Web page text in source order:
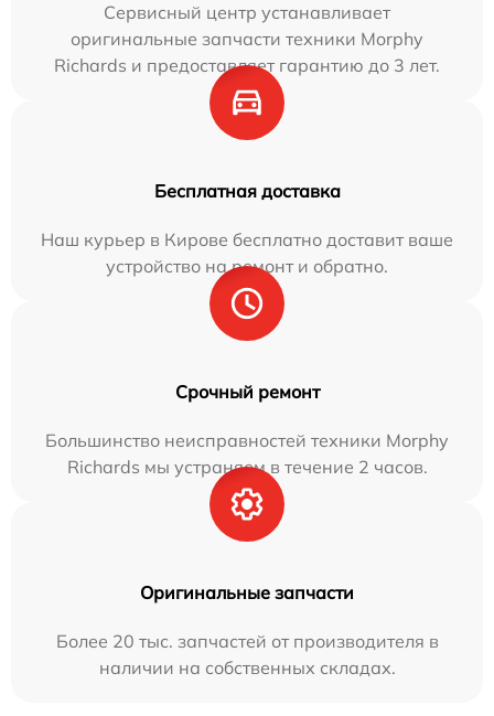
Сервисный центр устанавливает
оригинальные запчасти техники Morphy
Richards и предоставляет гарантию до 3 лет.
Бесплатная доставка
Наш курьер в Кирове бесплатно доставит ваше
устройство на ремонт и обратно.
Срочный ремонт
Большинство неисправностей техники Morphy
Richards мы устраняем в течение 2 часов.
Оригинальные запчасти
Более 20 тыс. запчастей от производителя в
наличии на собственных складах.